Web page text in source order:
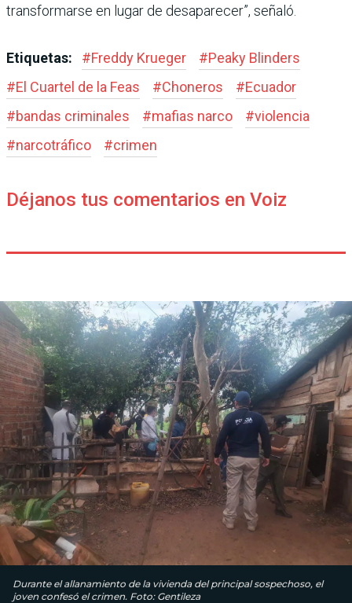
transformarse en lugar de desaparecer”, señaló.
Etiquetas: #Freddy Krueger #Peaky Blinders
#El Cuartel de la Feas #Choneros #Ecuador
#bandas criminales #mafias narco #violencia
#narcotráfico #crimen
Déjanos tus comentarios en Voiz
Durante el allanamiento de la vivienda del principal sospechoso, el
joven confesó el crimen. Foto: Gentileza